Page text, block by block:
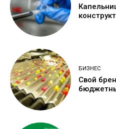
БИЗНЕС
Свой